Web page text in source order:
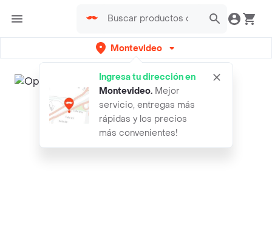
Montevideo
Ingresa tu dirección en
Montevideo. Mejor
servicio, entregas más
rápidas y los precios
más convenientes!